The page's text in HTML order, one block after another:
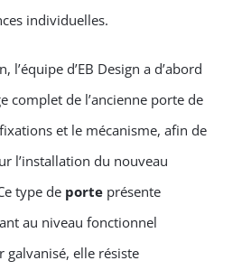
individuelles.
d’EB Design a d’abord
complet de l’ancienne porte de
et le mécanisme, afin de
l’installation du nouveau
type de porte présente
au niveau fonctionnel
galvanisé, elle résiste